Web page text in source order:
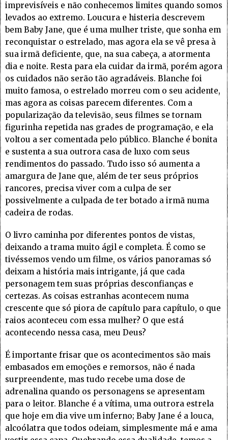
imprevisíveis e não conhecemos limites quando somos
levados ao extremo. Loucura e histeria descrevem
bem Baby Jane, que é uma mulher triste, que sonha em
reconquistar o estrelado, mas agora ela se vê presa à
sua irmã deficiente, que, na sua cabeça, a atormenta
dia e noite. Resta para ela cuidar da irmã, porém agora
os cuidados não serão tão agradáveis. Blanche foi
muito famosa, o estrelado morreu com o seu acidente,
mas agora as coisas parecem diferentes. Com a
popularização da televisão, seus filmes se tornam
figurinha repetida nas grades de programação, e ela
voltou a ser comentada pelo público. Blanche é bonita
e sustenta a sua outrora casa de luxo com seus
rendimentos do passado. Tudo isso só aumenta a
amargura de Jane que, além de ter seus próprios
rancores, precisa viver com a culpa de ser
possivelmente a culpada de ter botado a irmã numa
cadeira de rodas.
O livro caminha por diferentes pontos de vistas,
deixando a trama muito ágil e completa. É como se
tivéssemos vendo um filme, os vários panoramas só
deixam a história mais intrigante, já que cada
personagem tem suas próprias desconfianças e
certezas. As coisas estranhas acontecem numa
crescente que só piora de capítulo para capítulo, o que
raios aconteceu com essa mulher? O que está
acontecendo nessa casa, meu Deus?
É importante frisar que os acontecimentos são mais
embasados em emoções e remorsos, não é nada
surpreendente, mas tudo recebe uma dose de
adrenalina quando os personagens se apresentam
para o leitor. Blanche é a vítima, uma outrora estrela
que hoje em dia vive um inferno; Baby Jane é a louca,
alcoólatra que todos odeiam, simplesmente má e ama